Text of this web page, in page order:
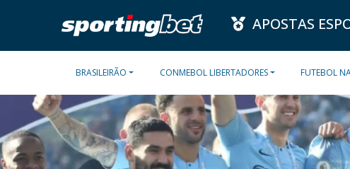
APOSTAS
BRASILEIRÃO CONMEBOL LIBERTADORES FUTEBOL